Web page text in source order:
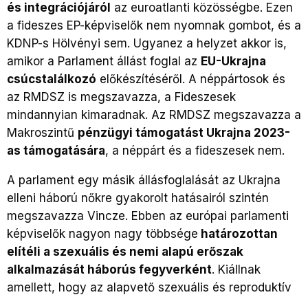
és integrációjáról az euroatlanti közösségbe. Ezen
a fideszes EP-képviselők nem nyomnak gombot, és a
KDNP-s Hölvényi sem. Ugyanez a helyzet akkor is,
amikor a Parlament állást foglal az EU-Ukrajna
csúcstalálkozó előkészítéséről. A néppártosok és
az RMDSZ is megszavazza, a Fideszesek
mindannyian kimaradnak. Az RMDSZ megszavazza a
Makroszintű pénzügyi támogatást Ukrajna 2023-
as támogatására, a néppárt és a fideszesek nem.
A parlament egy másik állásfoglalását az Ukrajna
elleni háború nőkre gyakorolt hatásairól szintén
megszavazza Vincze. Ebben az európai parlamenti
képviselők nagyon nagy többsége határozottan
elítéli a szexuális és nemi alapú erőszak
alkalmazását háborús fegyverként. Kiállnak
amellett, hogy az alapvető szexuális és reproduktív